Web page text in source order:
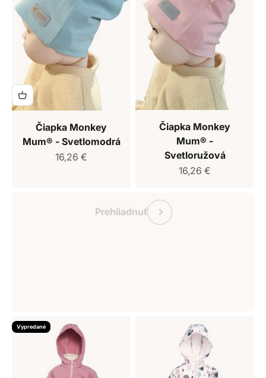
Čiapka Monkey
Mum® - Svetlomodrá
Predajná cena
16,26 €
Čiapka Monkey
Mum® -
Svetloružová
Predajná cena
16,26 €
PrehliadnuťPredchádzajúce
Vypredané